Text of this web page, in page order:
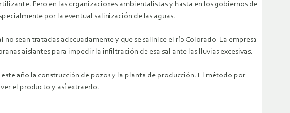
Pero en las organizaciones ambientalistas y hasta en los gobiernos de
por la eventual salinización de las aguas.
sean tratadas adecuadamente y que se salinice el río Colorado. La empresa
aislantes para impedir la infiltración de esa sal ante las lluvias excesivas.
año la construcción de pozos y la planta de producción. El método por
el producto y así extraerlo.